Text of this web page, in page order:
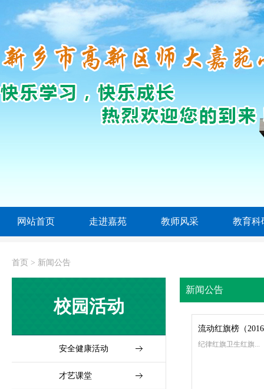
网站首页 走进嘉苑 教师风采 教育科
首页 > 新闻公告
校园活动
安全健康活动
才艺课堂
新闻公告
流动红旗榜（
纪律红旗卫生红旗...